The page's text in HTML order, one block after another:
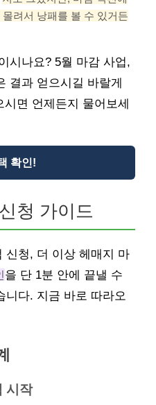
려서 낭패를 볼 수 있거든
시나요? 5월 마감 사업,
결과 얻으시길 바랄게
면 언제든지 물어보세
확인!
청 가이드
신청, 더 이상 헤매지 마
을 단 1분 안에 끝낼 수
니다. 지금 바로 따라오
시작